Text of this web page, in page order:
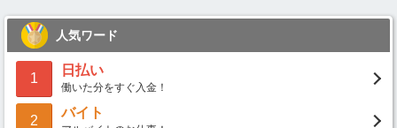
人気ワード
1
日払い
働いた分をすぐ入金！
2
バイト